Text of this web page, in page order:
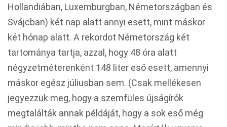
Hollandiában, Luxemburgban, Németországban és
Svájcban) két nap alatt annyi esett, mint máskor
két hónap alatt. A rekordot Németország két
tartománya tartja, azzal, hogy 48 óra alatt
négyzetméterenként 148 liter eső esett, amennyi
máskor egész júliusban sem. (Csak mellékesen
jegyezzük meg, hogy a szemfüles újságírók
megtalálták annak példáját, hogy a sok eső még